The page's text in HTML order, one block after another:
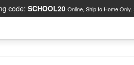
code: SCHOOL20 Online, Ship to Home Only.